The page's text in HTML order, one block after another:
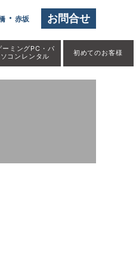
お問合せ
・ 赤坂
ーミングPC・パ
ソコンレンタル
初めてのお客様